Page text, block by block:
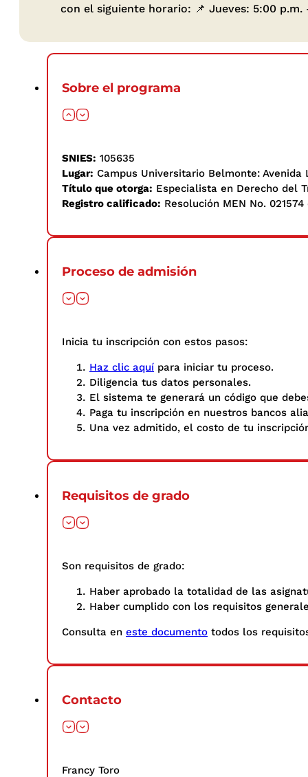
con el siguiente horario: 📌 Jueves: 5:00 p.m.
Sobre el programa
SNIES: 105635
Lugar: Campus Universitario Belmonte: Avenida
Título que otorga: Especialista en Derecho del
Registro calificado: Resolución MEN No.
Proceso de admisión
Inicia tu inscripción con estos pasos: ​
Haz clic aquí para iniciar tu proceso.
Diligencia tus datos personales.​
El sistema te generará un código que
Paga tu inscripción en nuestros bancos
Una vez admitido, el costo de tu
Requisitos de grado
Son requisitos de grado:
Haber aprobado la totalidad de las
Haber cumplido con los requisitos
Consulta en este documento todos los
Contacto
Francy Toro